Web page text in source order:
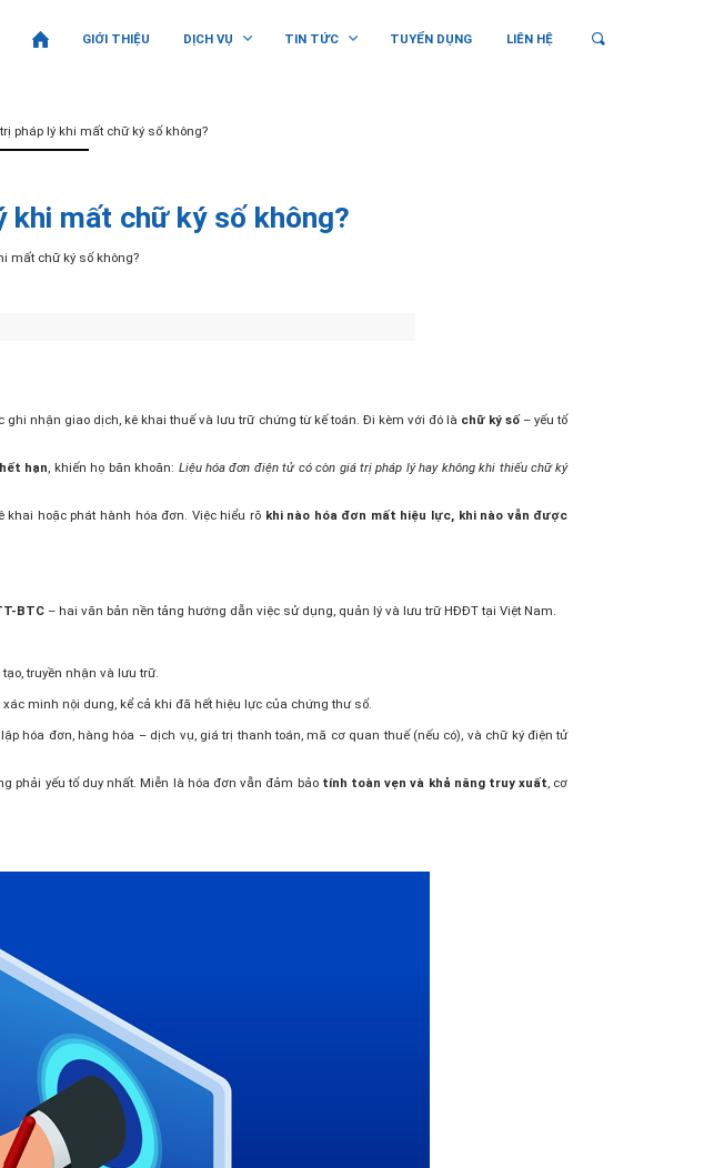
GIỚI THIỆU DỊCH VỤ TIN TỨC TUYỂN DỤNG LIÊN HỆ
pháp lý khi mất chữ ký số không?
mất chữ ký số không?
ghi nhận giao dịch, kê khai thuế và lưu trữ chứng từ kế toán. Đi kèm với đó là chữ ký số– yếu tố
hạn , khiến họ băn khoăn: Liệu hóa đơn điện tử có còn giá trị pháp lý hay không khi thiếu chữ ký
hoặc phát hành hóa đơn. Việc hiểu rõ khi nào hóa đơn mất hiệu lực, khi nào vẫn được
BTC– hai văn bản nền tảng hướng dẫn việc sử dụng, quản lý và lưu trữ HĐĐT tại Việt Nam.
truyền nhận và lưu trữ.
minh nội dung, kể cả khi đã hết hiệu lực của chứng thư số.
hóa đơn, hàng hóa – dịch vụ, giá trị thanh toán, mã cơ quan thuế (nếu có), và chữ ký điện tử
phải yếu tố duy nhất. Miễn là hóa đơn vẫn đảm bảo tính toàn vẹn và khả năng truy xuất, cơ